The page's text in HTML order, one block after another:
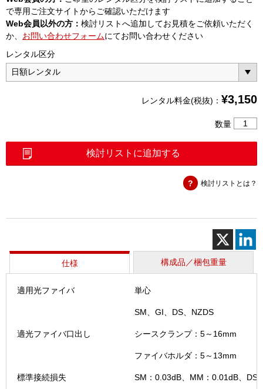
で専用ご注文サイトからご確認いただけます
Web会員以外の方： 検討リストへ追加してお見積をご依頼いただく
か、 お問い合わせフォームにてお問い合わせください
レンタル区分
レンタル料金(税抜)： ¥3,150
数量
続
＋
1）
個
検討リストに追加する
検討リストとは？
仕様 構成品／梱包重量
適用光ファイバ 単心
SM、GI、DS、NZDS
適光ファイバ口出し シースクランプ：5～16mm
ファイバホルダ：5～13mm
標準接続損失 SM：0.03dB、MM：0.01dB、DS